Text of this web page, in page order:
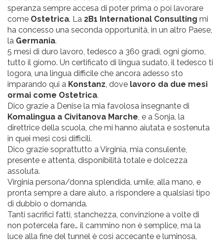
speranza sempre accesa di poter prima o poi lavorare
come Ostetrica. La 2B1 International Consulting mi
ha concesso una seconda opportunità, in un altro Paese,
la Germania.
5 mesi di duro lavoro, tedesco a 360 gradi, ogni giorno,
tutto il giorno. Un certificato di lingua sudato, il tedesco ti
logora, una lingua difficile che ancora adesso sto
imparando qui a Konstanz, dove lavoro da due mesi
ormai come Ostetrica.
Dico grazie a Denise la mia favolosa insegnante di
Komalingua a Civitanova Marche, e a Sonja, la
direttrice della scuola, che mi hanno aiutata e sostenuta
in quei mesi così difficili.
Dico grazie soprattutto a Virginia, mia consulente,
presente e attenta, disponibilità totale e dolcezza
assoluta.
Virginia persona/donna splendida, umile, alla mano, e
pronta sempre a dare aiuto, a rispondere a qualsiasi tipo
di dubbio o domanda.
Tanti sacrifici fatti, stanchezza, convinzione a volte di
non potercela fare… il cammino non è semplice, ma la
luce alla fine del tunnel è così accecante e luminosa,